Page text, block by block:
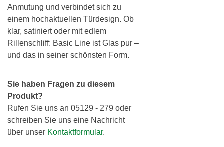
R
Anmutung und verbindet sich zu
einem hochaktuellen Türdesign. Ob
klar, satiniert oder mit edlem
Rillenschliff: Basic Line ist Glas pur –
und das in seiner schönsten Form.
Sie haben Fragen zu diesem
Produkt?
Rufen Sie uns an 05129 - 279 oder
schreiben Sie uns eine Nachricht
über unser Kontaktformular.